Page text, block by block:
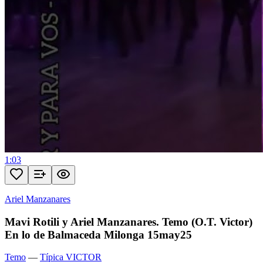
1:03
Ariel Manzanares
Mavi Rotili y Ariel Manzanares. Temo (O.T. Victor)
En lo de Balmaceda Milonga 15may25
Temo — Típica VICTOR